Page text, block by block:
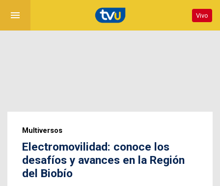
menu Vivo
Multiversos
Electromovilidad: conoce los
desafíos y avances en la Región
del Biobío